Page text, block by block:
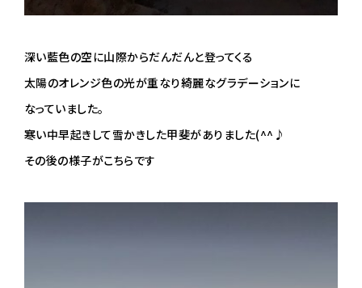
深い藍色の空に山際からだんだんと登ってくる
太陽のオレンジ色の光が重なり綺麗なグラデーションに
なっていました。
寒い中早起きして雪かきした甲斐がありました(^^♪
その後の様子がこちらです